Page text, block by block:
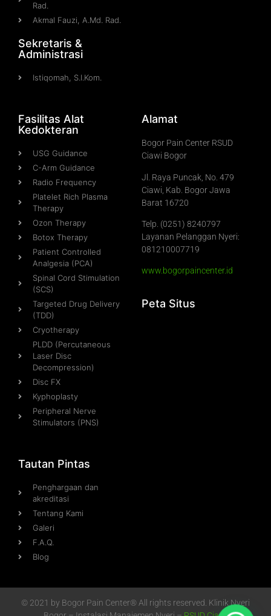
Rad.
Akmal Fauzi, A.Md. Rad.
Sekretaris &
Administrasi
Istiqomah, S.I.Kom.
Fasilitas Alat
Kedokteran
USG Guidance
C-Arm Guidance
Radio Frequency
Platelet Rich Plasma
Therapy
Ozon Therapy
Botox Therapy
Patient Controlled
Analgesia (PCA)
Spinal Cord Stimulation
(SCS)
Targeted Drug Delivery
(TDD)
Cryotherapy
PLDD (Percutaneous
Laser Disc
Decompression)
Disc FX
Kyphoplasty
Peripheral Nerve
Stimulators (PNS)
Alamat
Bogor Pain Center RSUD
Ciawi Bogor
Jl. Raya Puncak, No. 479
Ciawi, Kab. Bogor Jawa
Barat 16720
Telp. (0251) 8240797
Layanan Pelanggan Nyeri:
081210007719
www.bogorpaincenter.id
Peta Situs
Tautan Pintas
Penghargaan dan
akreditasi
Tentang Kami
Galeri
F.A.Q.
Blog
© 2021 by Bogor Pain Center® All rights reserved. Klinik Nyeri